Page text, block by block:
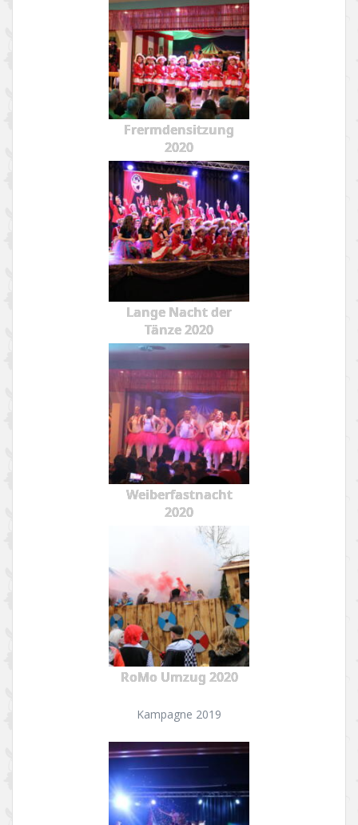
Frermdensitzung
2020
Lange Nacht der
Tänze 2020
Weiberfastnacht
2020
RoMo Umzug 2020
Kampagne 2019